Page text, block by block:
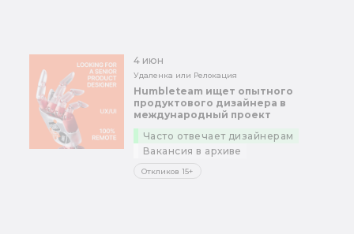
4 июн
Удаленка или Релокация
Humbleteam ищет опытного
продуктового дизайнера в
международный проект
Часто отвечает дизайнерам
Вакансия в архиве
Откликов 15+